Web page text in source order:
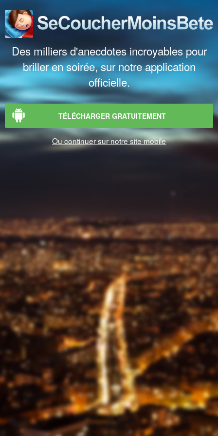
Des milliers d'anecdotes incroyables pour
briller en soirée, sur notre application
officielle.
TÉLÉCHARGER GRATUITEMENT
Ou continuer sur notre site mobile